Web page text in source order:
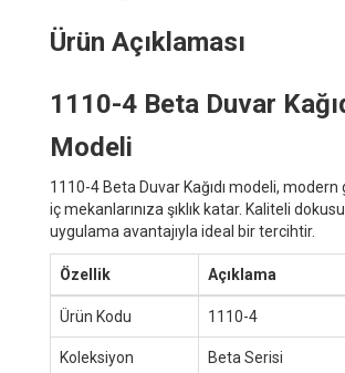
Ürün Açıklaması
1110-4 Beta Duvar
Modeli
1110-4 Beta Duvar Kağıdı modeli,
iç mekanlarınıza şıklık katar. Kaliteli
uygulama avantajıyla ideal bir tercihtir.
Özellik Açıklama
Ürün Kodu 1110-4
Koleksiyon Beta Serisi